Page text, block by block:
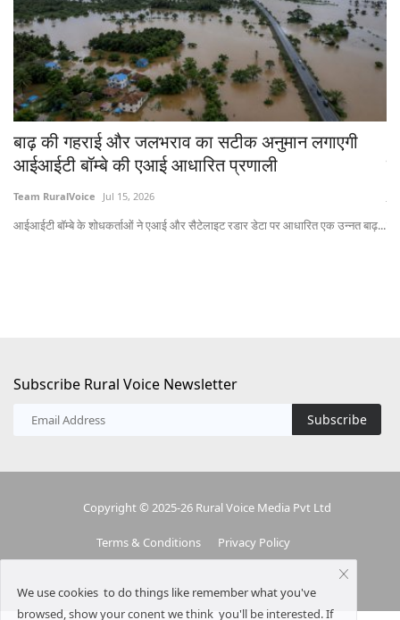
बाढ़ की गहराई और जलभराव का सटीक अनुमान लगाएगी
आईआईटी बॉम्बे की एआई आधारित प्रणाली
Team RuralVoice Jul 15, 2026
आईआईटी बॉम्बे के शोधकर्ताओं ने एआई और सैटेलाइट रडार डेटा पर आधारित एक उन्नत बाढ़...
Subscribe Rural Voice Newsletter
Subscribe
Copyright © 2025-26 Rural Voice Media Pvt Ltd
Terms & Conditions Privacy Policy
We use cookies to do things like remember what you've
browsed, show your conent we think you'll be interested. If